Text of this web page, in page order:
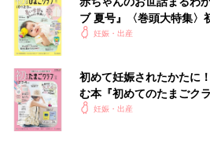
ブ 夏号』〈巻頭大特集〉
く！ おっぱい・ミルクの
妊娠・出産
初めて妊娠されたかたに
む本『初めてのたまごク
妊娠・出産